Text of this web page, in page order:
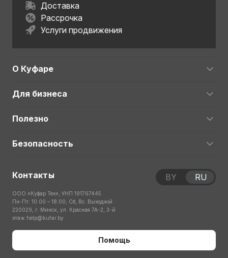
Доставка
Рассрочка
Услуги продвижения
О Куфаре
Для бизнеса
Полезно
Безопасность
Контакты
ООО «Куфар Тех», УНП 191767445
Пн-Пт: 10:00 – 18:00; Сб, Вс: Выходной
220029, г. Минск, ул. Красная 7А-2, 3-й
этаж help@kufar.by
Помощь
BY RU